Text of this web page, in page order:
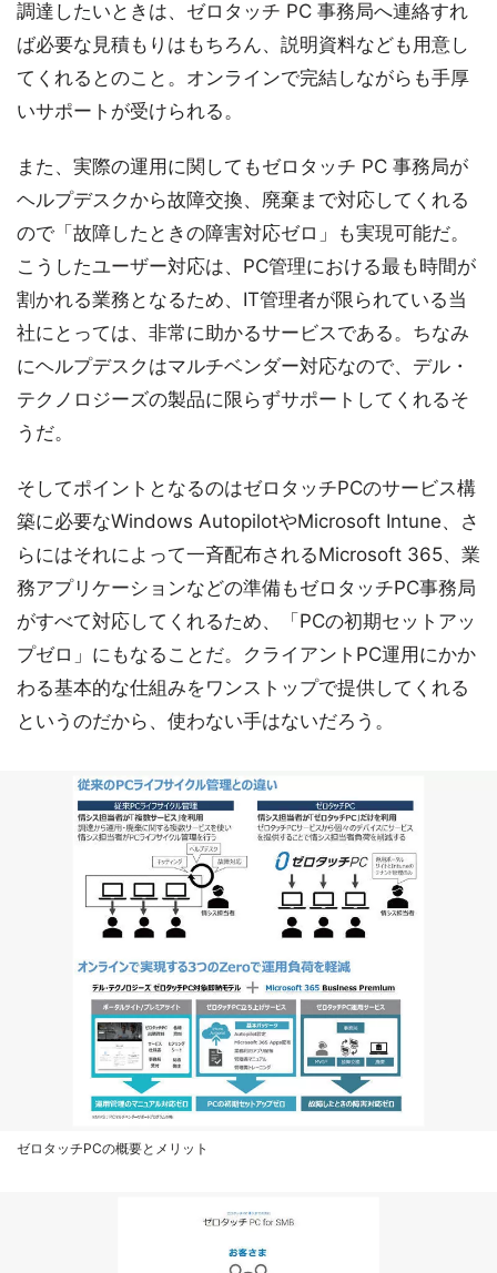
調達したいときは、ゼロタッチ PC 事務局へ連絡すれ
ば必要な見積もりはもちろん、説明資料なども用意し
てくれるとのこと。オンラインで完結しながらも手厚
いサポートが受けられる。
また、実際の運用に関してもゼロタッチ PC 事務局が
ヘルプデスクから故障交換、廃棄まで対応してくれる
ので「故障したときの障害対応ゼロ」も実現可能だ。
こうしたユーザー対応は、PC管理における最も時間が
割かれる業務となるため、IT管理者が限られている当
社にとっては、非常に助かるサービスである。ちなみ
にヘルプデスクはマルチベンダー対応なので、デル・
テクノロジーズの製品に限らずサポートしてくれるそ
うだ。
そしてポイントとなるのはゼロタッチPCのサービス構
築に必要なWindows AutopilotやMicrosoft Intune、さ
らにはそれによって一斉配布されるMicrosoft 365、業
務アプリケーションなどの準備もゼロタッチPC事務局
がすべて対応してくれるため、「PCの初期セットアッ
プゼロ」にもなることだ。クライアントPC運用にかか
わる基本的な仕組みをワンストップで提供してくれる
というのだから、使わない手はないだろう。
ゼロタッチPCの概要とメリット